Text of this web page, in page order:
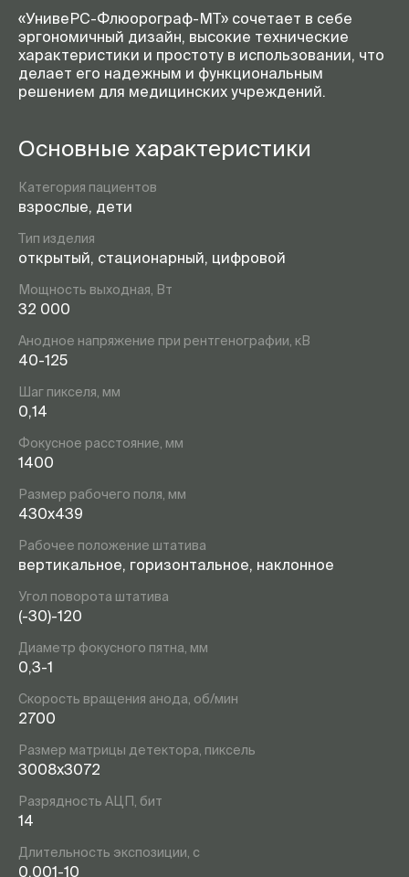
«УнивеРС-Флюорограф-МТ» сочетает в себе
эргономичный дизайн, высокие технические
характеристики и простоту в использовании, что
делает его надежным и функциональным
решением для медицинских учреждений.
Основные характеристики
Категория пациентов
взрослые, дети
Тип изделия
открытый, стационарный, цифровой
Мощность выходная, Вт
32 000
Анодное напряжение при рентгенографии, кВ
40-125
Шаг пикселя, мм
0,14
Фокусное расстояние, мм
1400
Размер рабочего поля, мм
430х439
Рабочее положение штатива
вертикальное, горизонтальное, наклонное
Угол поворота штатива
(-30)-120
Диаметр фокусного пятна, мм
0,3-1
Скорость вращения анода, об/мин
2700
Размер матрицы детектора, пиксель
3008х3072
Разрядность АЦП, бит
14
Длительность экспозиции, с
0,001-10